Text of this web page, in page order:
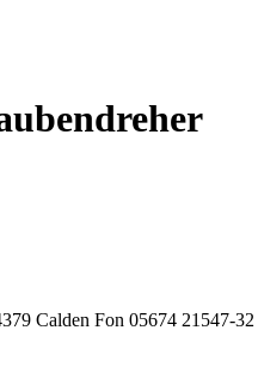
Calden Fon 05674 21547-32